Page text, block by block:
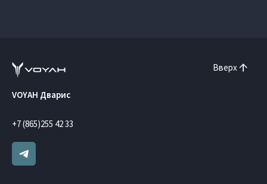
Вверх
VOYAH Дварис
+7 (865)255 42 33